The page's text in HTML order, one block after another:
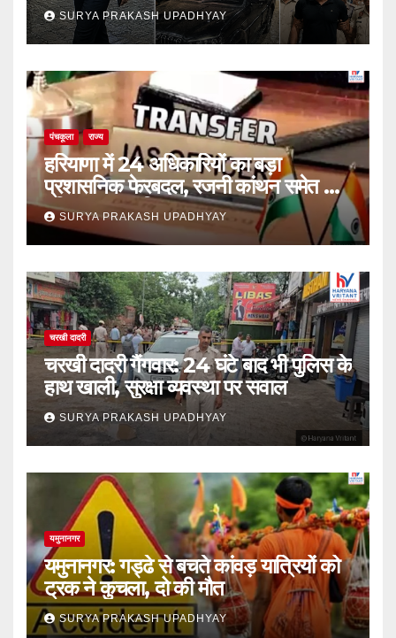
SURYA PRAKASH UPADHYAY
पंचकूला राज्य
हरियाणा में 24 अधिकारियों का बड़ा
प्रशासनिक फेरबदल, रजनी कांथन समेत कई
वरिष्ठ IAS शामिल
SURYA PRAKASH UPADHYAY
चरखी दादरी
चरखी दादरी गैंगवार: 24 घंटे बाद भी पुलिस के
हाथ खाली, सुरक्षा व्यवस्था पर सवाल
SURYA PRAKASH UPADHYAY
यमुनानगर
यमुनानगर: गड्ढे से बचते कांवड़ यात्रियों को
ट्रक ने कुचला, दो की मौत
SURYA PRAKASH UPADHYAY